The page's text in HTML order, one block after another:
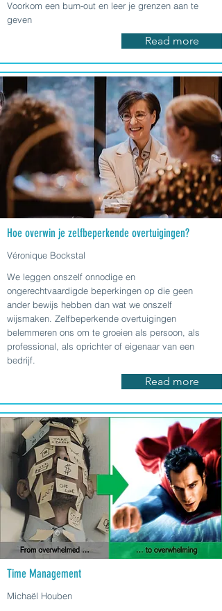
Voorkom een burn-out en leer je grenzen aan te
geven
Read more
Hoe overwin je zelfbeperkende overtuigingen?
Véronique Bockstal
We leggen onszelf onnodige en
ongerechtvaardigde beperkingen op die geen
ander bewijs hebben dan wat we onszelf
wijsmaken. Zelfbeperkende overtuigingen
belemmeren ons om te groeien als persoon, als
professional, als oprichter of eigenaar van een
bedrijf.
Read more
Time Management
Michaël Houben